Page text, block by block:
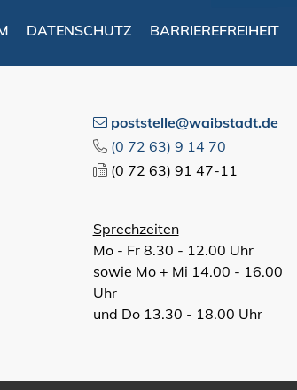
DATENSCHUTZ BARRIEREFREIHEIT
poststelle@waibstadt.de
(0 72 63) 9 14 70
(0 72 63) 91 47-11
Sprechzeiten
Mo - Fr 8.30 - 12.00 Uhr
sowie Mo + Mi 14.00 - 16.00
Uhr
und Do 13.30 - 18.00 Uhr